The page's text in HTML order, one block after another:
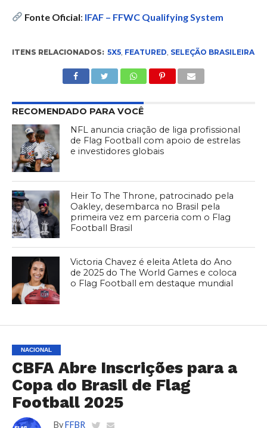
Fonte Oficial: IFAF – FFWC Qualifying System
ITENS RELACIONADOS: 5X5, FEATURED SELEÇÃO BRASILEIRA
RECOMENDADO PARA VOCÊ
NFL anuncia criação de liga profissional
de Flag Football com apoio de estrelas
e investidores globais
Heir To The Throne, patrocinado pela
Oakley, desembarca no Brasil pela
primeira vez em parceria com o Flag
Football Brasil
Victoria Chavez é eleita Atleta do Ano
de 2025 do The World Games e coloca
o Flag Football em destaque mundial
NACIONAL
CBFA Abre Inscrições para a
Copa do Brasil de Flag
Football 2025
By FFBR